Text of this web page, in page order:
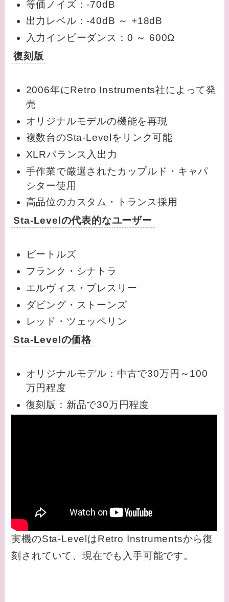
等価ノイズ：-70dB
出力レベル：-40dB ～ +18dB
入力インピーダンス：0 ～ 600Ω
復刻版
2006年にRetro Instruments社によって発
売
オリジナルモデルの機能を再現
複数台のSta-Levelをリンク可能
XLRバランス入出力
手作業で厳選されたカップルド・キャパ
シター使用
高品位のカスタム・トランス採用
Sta-Levelの代表的なユーザー
ビートルズ
フランク・シナトラ
エルヴィス・プレスリー
ダビング・ストーンズ
レッド・ツェッペリン
Sta-Levelの価格
オリジナルモデル：中古で30万円～100
万円程度
復刻版：新品で30万円程度
実機のSta-LevelはRetro Instrumentsから復
刻されていて、現在でも入手可能です。